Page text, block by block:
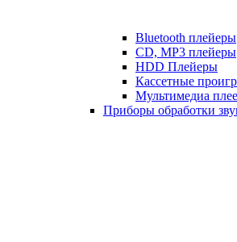
Bluetooth плейеры
CD, MP3 плейеры
HDD Плейеры
Кассетные
Мультимедиа
Приборы обработки